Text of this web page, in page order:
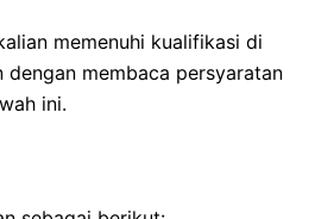
memenuhi kualifikasi di
dengan membaca persyaratan
ini.